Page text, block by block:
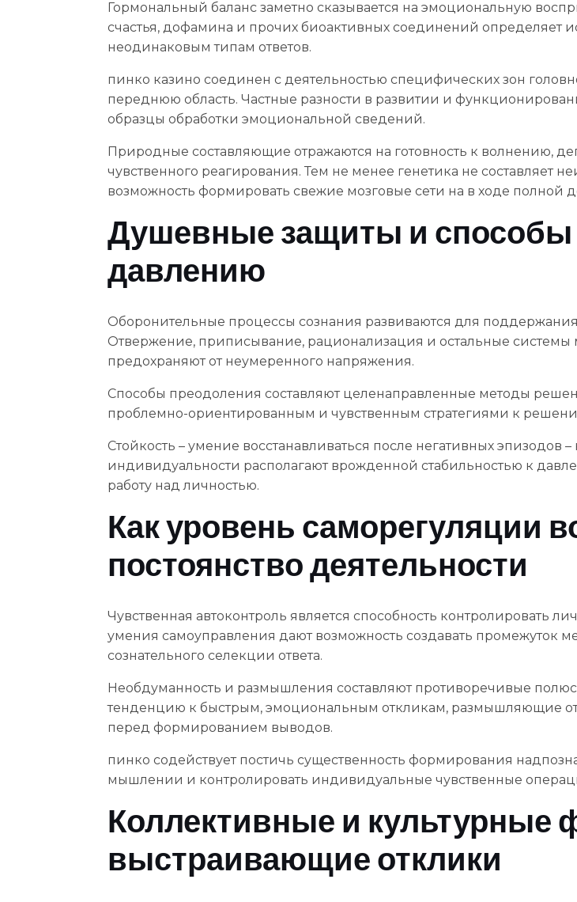
Гормональный баланс заметно сказывается на эмоциональную
счастья, дофамина и прочих биоактивных соединений определяет
неодинаковым типам ответов.
пинко казино соединен с деятельностью специфических зон
переднюю область. Частные разности в развитии и
образцы обработки эмоциональной сведений.
Природные составляющие отражаются на готовность к волнению,
чувственного реагирования. Тем не менее генетика не составляет
возможность формировать свежие мозговые сети на в ходе полной
Душевные защиты и способы
давлению
Оборонительные процессы сознания развиваются для
Отвержение, приписывание, рационализация и остальные
предохраняют от неумеренного напряжения.
Способы преодоления составляют целенаправленные методы
проблемно-ориентированным и чувственным стратегиями к
Стойкость – умение восстанавливаться после негативных эпизодов
индивидуальности располагают врожденной стабильностью к
работу над личностью.
Как уровень саморегуляции
постоянство деятельности
Чувственная автоконтроль является способность
умения самоуправления дают возможность создавать промежуток
сознательного селекции ответа.
Необдуманность и размышления составляют противоречивые
тенденцию к быстрым, эмоциональным откликам, размышляющие
перед формированием выводов.
пинко содействует постичь существенность формирования
мышлении и контролировать индивидуальные чувственные
Коллективные и культурные
выстраивающие отклики